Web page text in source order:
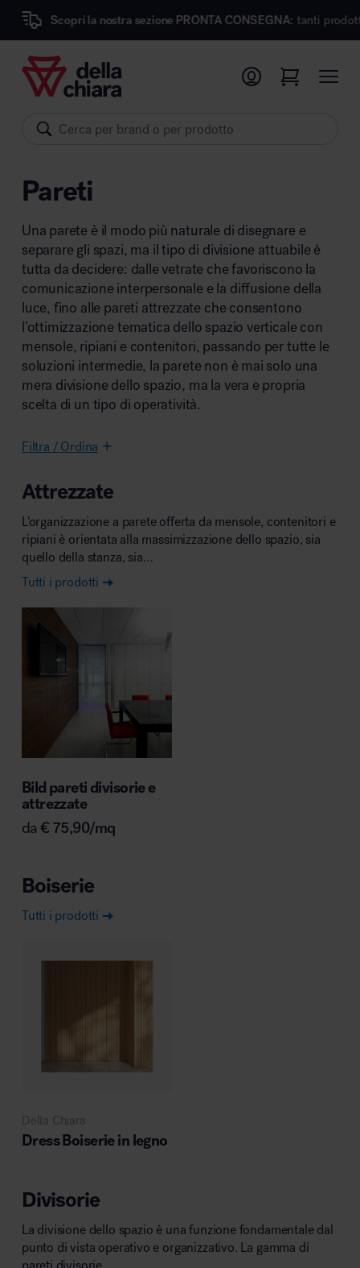
la nostra sezione PRONTA CONSEGNA: tanti prodotti dei migliori
Prodotti
Pronta Consegna
Sedute
Arredi
Pareti divisorie
Comfort acustico
Accessori
Illuminazione
Ambienti
Arredo area operativa
Area riunione e convegni
Area lounge e attesa
Area outdoor
Area hospitality
Brand
Pareti
Una parete è il modo più naturale di disegnare e
separare gli spazi, ma il tipo di divisione attuabile è
tutta da decidere: dalle vetrate che favoriscono la
comunicazione interpersonale e la diffusione della
luce, fino alle pareti attrezzate che consentono
l’ottimizzazione tematica dello spazio verticale con
mensole, ripiani e contenitori, passando per tutte le
soluzioni intermedie, la parete non è mai solo una
mera divisione dello spazio, ma la vera e propria
scelta di un tipo di operatività.
Filtra / Ordina
Attrezzate
L’organizzazione a parete offerta da mensole, contenitori e
ripiani è orientata alla massimizzazione dello spazio, sia
quello della stanza, sia…
Tutti i prodotti
Bild pareti divisorie e
attrezzate
da€ 75,90/mq
Boiserie
Tutti i prodotti
Della Chiara
Dress Boiserie in legno
Divisorie
La divisione dello spazio è una funzione fondamentale dal
punto di vista operativo e organizzativo. La gamma di